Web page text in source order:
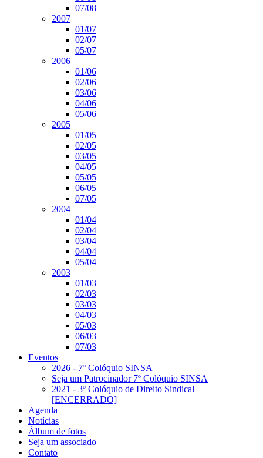
07/08
2007
01/07
02/07
05/07
2006
01/06
02/06
03/06
04/06
05/06
2005
01/05
02/05
03/05
04/05
05/05
06/05
07/05
2004
01/04
02/04
03/04
04/04
05/04
2003
01/03
02/03
03/03
04/03
05/03
06/03
07/03
Eventos
2026 - 7º Colóquio SINSA
Seja um Patrocinador 7º Colóquio SINSA
2021 - 3º Colóquio de Direito Sindical
[ENCERRADO]
Agenda
Notícias
Álbum de fotos
Seja um associado
Contato